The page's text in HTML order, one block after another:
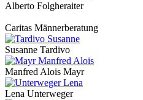
Alberto Folgheraiter
Caritas Männerberatung
Susanne Tardivo
Manfred Alois Mayr
Lena Unterweger